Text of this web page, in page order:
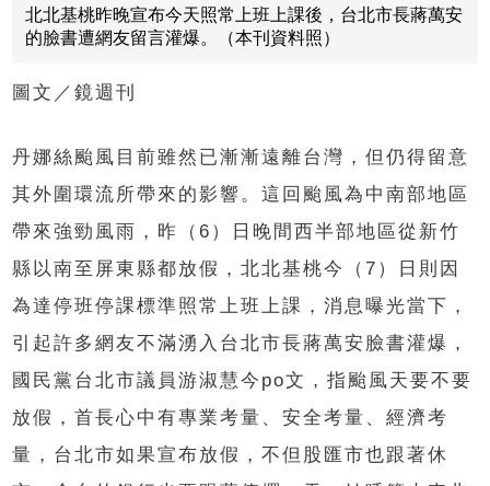
北北基桃昨晚宣布今天照常上班上課後，台北市長蔣萬安
的臉書遭網友留言灌爆。（本刊資料照）
圖文／鏡週刊
丹娜絲颱風目前雖然已漸漸遠離台灣，但仍得留意
其外圍環流所帶來的影響。這回颱風為中南部地區
帶來強勁風雨，昨（6）日晚間西半部地區從新竹
縣以南至屏東縣都放假，北北基桃今（7）日則因
為達停班停課標準照常上班上課，消息曝光當下，
引起許多網友不滿湧入台北市長蔣萬安臉書灌爆，
國民黨台北市議員游淑慧今po文，指颱風天要不要
放假，首長心中有專業考量、安全考量、經濟考
量，台北市如果宣布放假，不但股匯市也跟著休